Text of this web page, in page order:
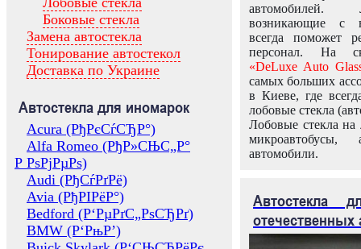
Боковые стекла
Замена автостекла
Тонирование автостекол
Доставка по Украине
Автостекла для иномарок
Acura (РђРєСѓСЂР°)
Alfa Romeo (РђР»СЊС„Р°
Р РѕРјРµРѕ)
Audi (РђСѓРґРё)
Avia (РђРІРёР°)
Bedford (Р‘РµРґС„РѕСЂРґ)
BMW (Р‘РњР’)
возникающие с
всегда поможет
персонал. На
«DeLuxe Auto
самых больших
в Киеве, где
лобовые стекла
Лобовые стекла на
микроавтобусы,
автомобили.
Автостекла
отечественных